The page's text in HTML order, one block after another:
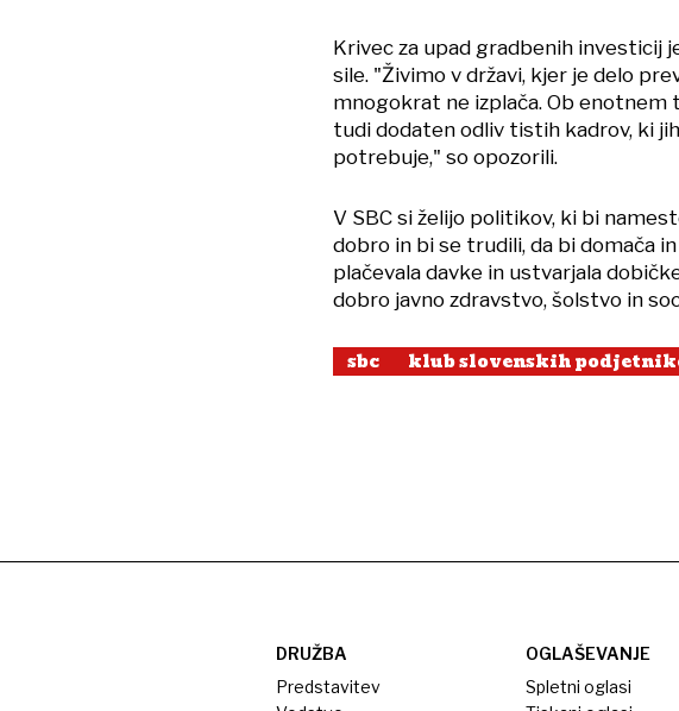
Krivec za upad gradbenih investicij
sile. "Živimo v državi, kjer je delo
mnogokrat ne izplača. Ob
tudi dodaten odliv tistih kadrov, ki
potrebuje," so opozorili.
V SBC si želijo politikov, ki bi
dobro in bi se trudili, da bi domača
plačevala davke in ustvarjala
dobro javno zdravstvo, šolstvo in
sbc klub slovenskih
DRUŽBA
Predstavitev
OGLAŠEVANJE
Spletni oglasi